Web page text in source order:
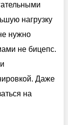
нагрузку
нужно
не бицепс.
Даже
на